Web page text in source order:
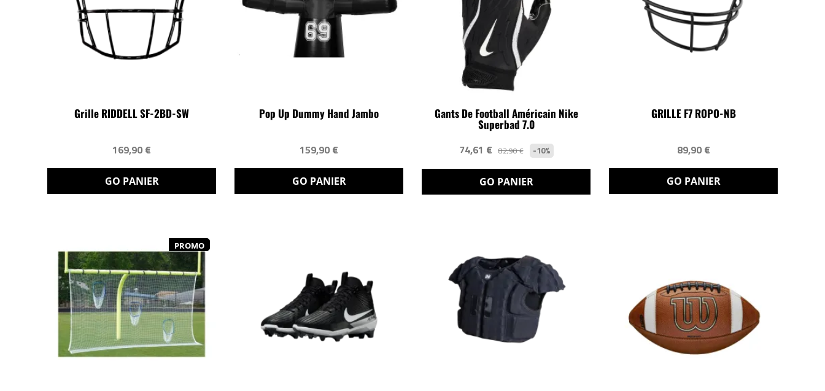
Grille RIDDELL SF-2BD-SW
169,90 €
GO PANIER
Pop Up Dummy Hand Jambo
159,90 €
GO PANIER
Gants De Football Américain Nike
Superbad 7.0
74,61 € 82,90 € -10%
GO PANIER
GRILLE F7 ROPO-NB
89,90 €
GO PANIER
PROMO